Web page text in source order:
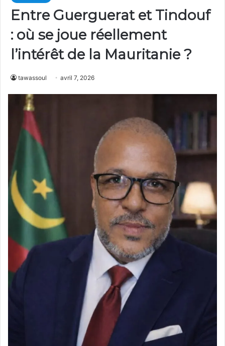
Entre Guerguerat et Tindouf
: où se joue réellement
l’intérêt de la Mauritanie ?
tawassoul avril 7, 2026